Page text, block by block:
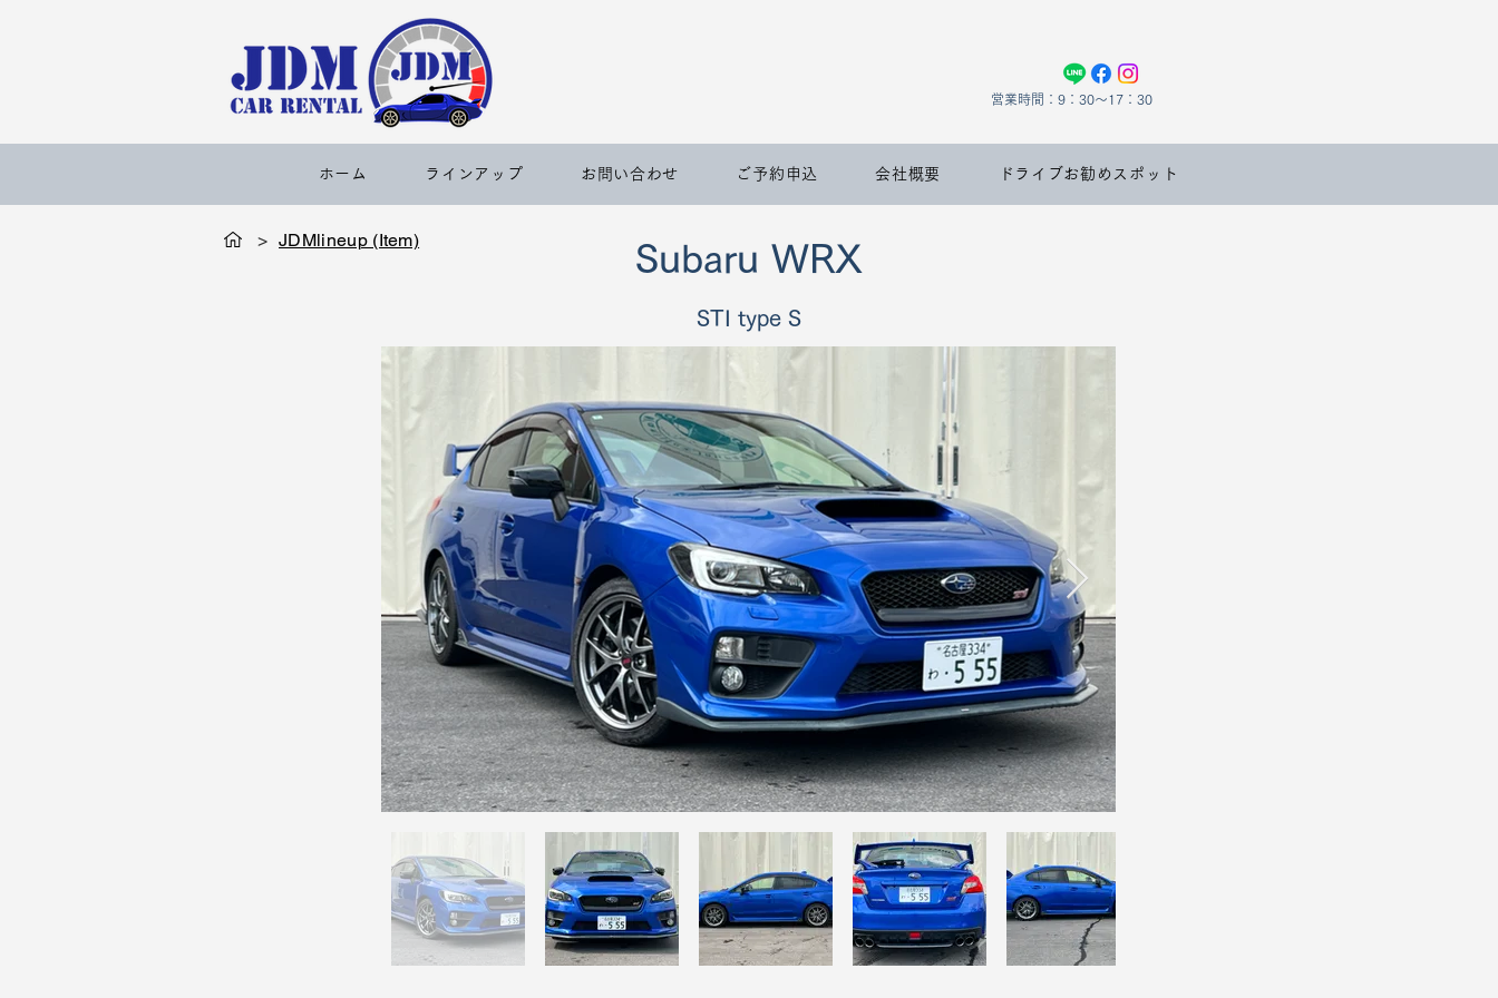
営業時間：9：30～17：30
ホーム ラインアップ お問い合わせ ご予約申込 会社概要 ドライブお勧めスポット
< Back
Subaru WRX
STI type S
> JDMlineup (Item)